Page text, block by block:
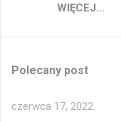
WIĘCEJ…
Polecany post
czerwca 17, 2022